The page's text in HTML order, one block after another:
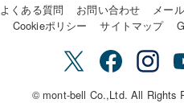
よくある質問 お問い合わせ
メー
Cookieポリシー
サイトマップ
© mont-bell Co.,Ltd. All Rights